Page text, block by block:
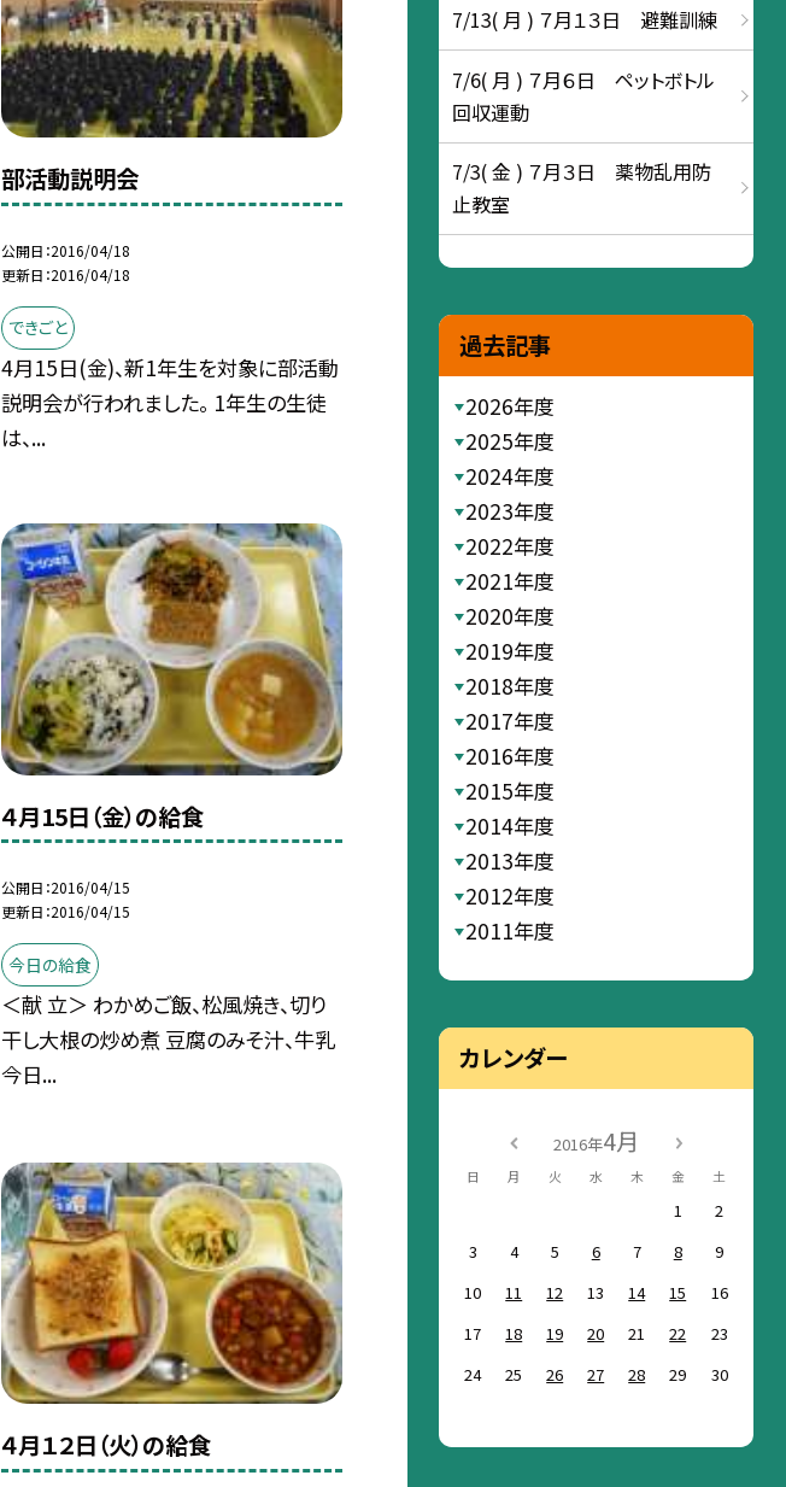
部活動説明会
公開日 2016/04/18
更新日 2016/04/18
できごと
4月15日(金)、新1年生を対象に部活動
説明会が行われました。 1年生の生徒
は、...
４月15日（金）の給食
公開日 2016/04/15
更新日 2016/04/15
今日の給食
＜献 立＞ わかめご飯、松風焼き、切り
干し大根の炒め煮 豆腐のみそ汁、牛乳
今日...
４月１２日（火）の給食
7/13( 月 ) ７月１３日 避難訓練
7/6( 月 ) ７月６日 ペットボトル
回収運動
7/3( 金 ) ７月３日 薬物乱用防
止教室
過去記事
2026年度
2025年度
2024年度
2023年度
2022年度
2021年度
2020年度
2019年度
2018年度
2017年度
2016年度
2015年度
2014年度
2013年度
2012年度
2011年度
カレンダー
2016年4月
日 月 火 水 木 金 土
1
2
3
4 5 6 7 8
9
10
11 12 13 14 15
16
17
18 19 20 21 22
23
24
25 26 27 28 29 30